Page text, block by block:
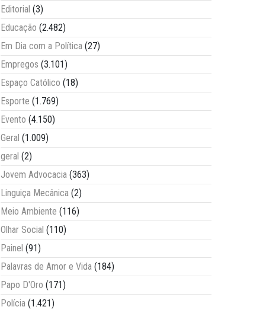
Editorial (3)
Educação (2.482)
Em Dia com a Política (27)
Empregos (3.101)
Espaço Católico (18)
Esporte (1.769)
Evento (4.150)
Geral (1.009)
geral (2)
Jovem Advocacia (363)
Linguiça Mecânica (2)
Meio Ambiente (116)
Olhar Social (110)
Painel (91)
Palavras de Amor e Vida (184)
Papo D'Oro (171)
Polícia (1.421)